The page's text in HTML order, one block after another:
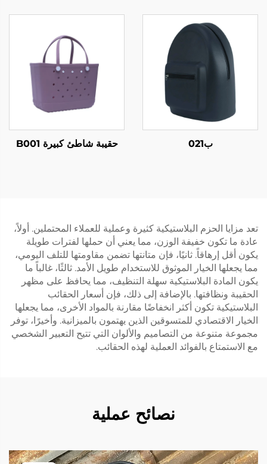
ب021 حقيبة شاطئ كبيرة B001
تعد مزايا الحزم البلاستيكية كثيرة وعملية للعملاء المحتملين. أولاً،
عادة ما تكون خفيفة الوزن، مما يعني أن حملها لفترات طويلة
يكون أقل إرهاقاً. ثانيًا، فإن متانتها تضمن مقاومتها للتلف اليومي،
مما يجعلها الخيار الموثوق للاستخدام طويل الأمد. ثالثًا، غالباً ما
يكون المادة البلاستيكية سهلة التنظيف، مما يحافظ على مظهر
الحقيبة ونظافتها. بالإضافة إلى ذلك، فإن أسعار الحقائب
البلاستيكية تكون أكثر انخفاضًا مقارنة بالمواد الأخرى، مما يجعلها
الخيار الاقتصادي للمتسوقين الذين يهتمون بالميزانية. وأخيرًا، توفر
مجموعة متنوعة من التصاميم والألوان التي تتيح التعبير الشخصي
مع الاستمتاع بالفوائد العملية لهذه الحقائب.
نصائح عملية